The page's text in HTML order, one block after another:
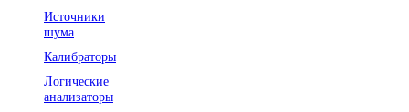
Источники
шума
Калибраторы
Логические
анализаторы